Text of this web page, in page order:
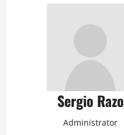
Sergio Razo
Administrator